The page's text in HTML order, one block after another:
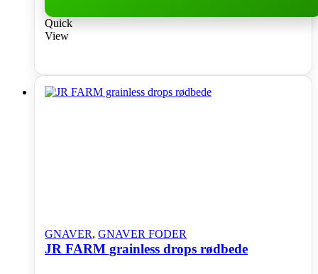
Quick
View
GNAVER, GNAVER FODER
JR FARM grainless drops rødbede